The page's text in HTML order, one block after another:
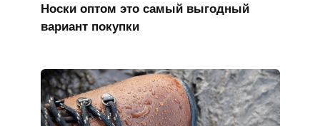
Носки оптом это самый выгодный
вариант покупки